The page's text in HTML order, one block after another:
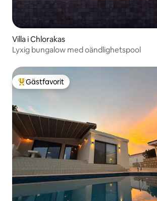
Villa i Chlorakas
Lyxig bungalow med oändlighetspool
Populär gästfavorit
Gästfavorit